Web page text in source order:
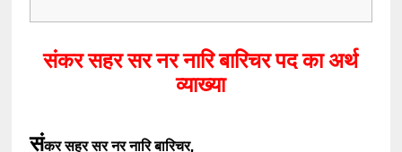
संकर सहर सर नर नारि बारिचर पद का अर्थ
व्याख्या
संकर सहर सर नर नारि बारिचर,